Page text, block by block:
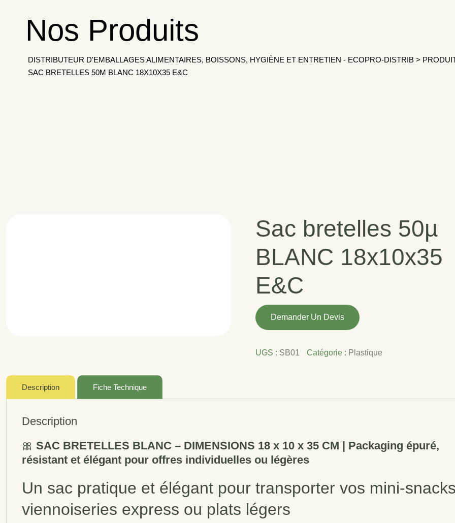
Nos Produits
DISTRIBUTEUR D'EMBALLAGES ALIMENTAIRES, BOISSONS, HYGIÈNE ET ENTRETIEN - ECOPRO-DISTRIB >
SAC BRETELLES 50Μ BLANC 18X10X35 E&C
Sac bretelles 50µ
BLANC 18x10x35
E&C
quantité
de
bretelles
E&C
Demander Un Devis
UGS : SB01 Catégorie : Plastique
Description Fiche Technique
Description
🎀 SAC BRETELLES BLANC – DIMENSIONS 18 x 10 x 35 CM | Packaging épuré,
résistant et élégant pour offres individuelles ou légères
Un sac pratique et élégant pour transporter vos mini-
viennoiseries express ou plats légers